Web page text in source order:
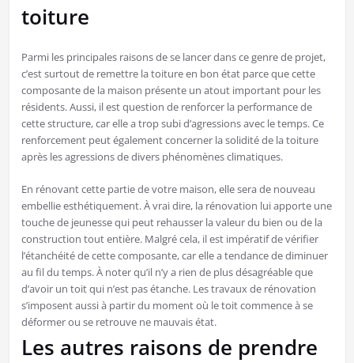
toiture
Parmi les principales raisons de se lancer dans ce genre de projet,
c’est surtout de remettre la toiture en bon état parce que cette
composante de la maison présente un atout important pour les
résidents. Aussi, il est question de renforcer la performance de
cette structure, car elle a trop subi d’agressions avec le temps. Ce
renforcement peut également concerner la solidité de la toiture
après les agressions de divers phénomènes climatiques.
En rénovant cette partie de votre maison, elle sera de nouveau
embellie esthétiquement. À vrai dire, la rénovation lui apporte une
touche de jeunesse qui peut rehausser la valeur du bien ou de la
construction tout entière. Malgré cela, il est impératif de vérifier
l’étanchéité de cette composante, car elle a tendance de diminuer
au fil du temps. À noter qu’il n’y a rien de plus désagréable que
d’avoir un toit qui n’est pas étanche. Les travaux de rénovation
s’imposent aussi à partir du moment où le toit commence à se
déformer ou se retrouve ne mauvais état.
Les autres raisons de prendre